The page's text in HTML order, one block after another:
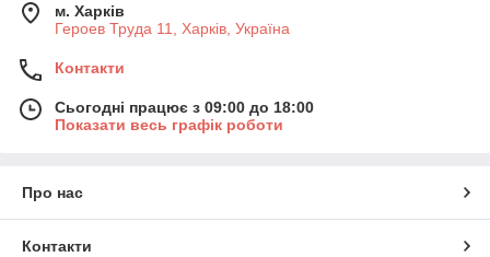
м. Харків
Героев Труда 11, Харків, Україна
Контакти
Сьогодні працює з 09:00 до 18:00
Показати весь графік роботи
Про нас
Контакти